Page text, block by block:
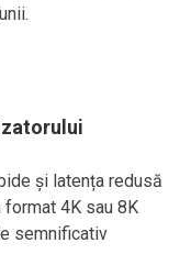
și latența redusă
4K sau 8K
semnificativ